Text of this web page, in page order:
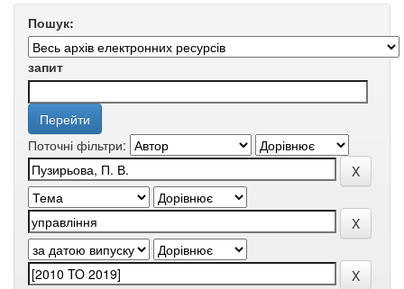
Пошук:
запит
Поточні фільтри: